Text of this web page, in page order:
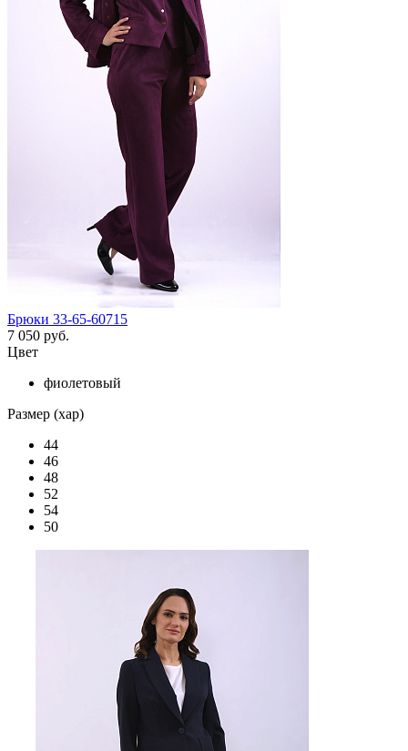
Брюки 33-65-60715
7 050 руб.
Цвет
фиолетовый
Размер (хар)
44
46
48
52
54
50